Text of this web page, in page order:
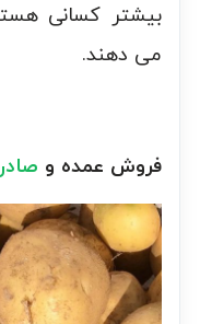
بیشتر کسانی
می دهند.
فروش عمده و